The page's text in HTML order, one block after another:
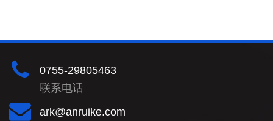
0755-29805463
联系电话
ark@anruike.com